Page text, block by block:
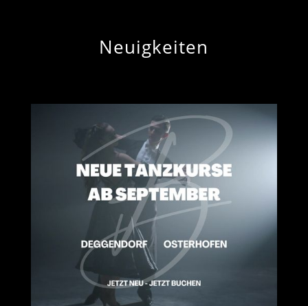
Neuigkeiten